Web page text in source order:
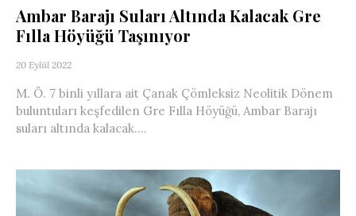
Ambar Barajı Suları Altında Kalacak Gre
Fılla Höyüğü Taşınıyor
20 Eylül 2022
M. Ö. 7 binli yıllara ait Çanak Çömleksiz Neolitik Dönem
buluntuları keşfedilen Gre Fılla Höyüğü, Ambar Barajı
suları altında kalacak....